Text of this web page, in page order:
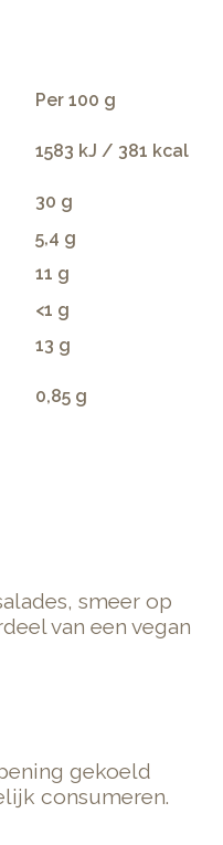
Per 100 g
1583 kJ / 381 kcal
30 g
5,4 g
11 g
<1 g
13 g
0,85 g
smeer op
van een vegan
gekoeld
consumeren.